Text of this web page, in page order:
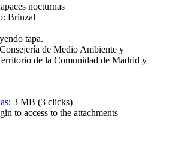
nocturnas
Brinzal
tapa.
de Medio Ambiente y
de la Comunidad de Madrid y
; 3 MB (3 clicks)